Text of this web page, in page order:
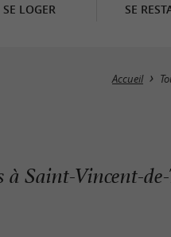
SE LOGER SE
Accueil
à Saint-Vincent-